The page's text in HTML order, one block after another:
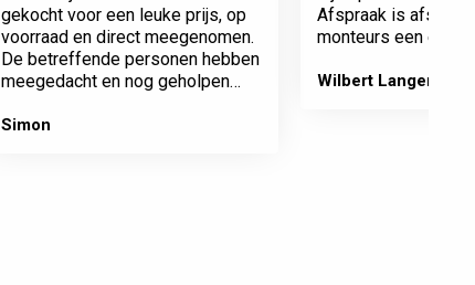
gekocht voor een leuke prijs, op
voorraad en direct meegenomen.
De betreffende personen hebben
meegedacht en nog geholpen
Simon
Afspraak is
monteurs een echte
Wilbert Langenberg